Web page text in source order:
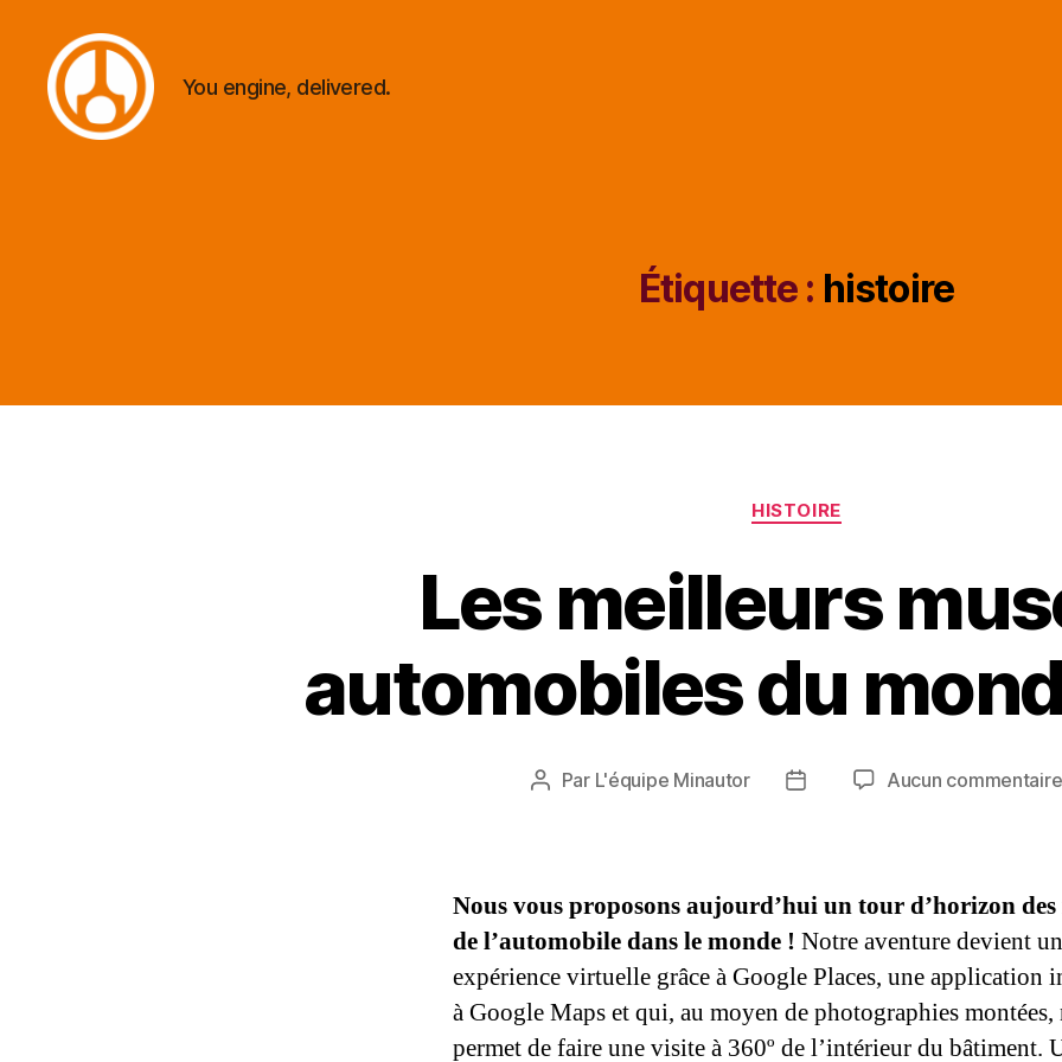
You engine, delivered.
Étiquette : histoire
Catégories
HISTOIRE
Les meilleurs
automobiles du
Auteur
Par L'équipe Minautor
Date
Aucun commentaire
Nous vous proposons aujourd’hui un tour d’horizon des
de l’automobile dans le monde ! Notre aventure devient
expérience virtuelle grâce à Google Places, une application
à Google Maps et qui, au moyen de photographies montées,
permet de faire une visite à 360º de l’intérieur du bâtiment.